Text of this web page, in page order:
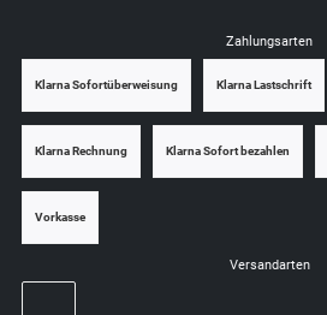
Zahlungsarten
Klarna Sofortüberweisung Klarna Lastschrift
Klarna Rechnung Klarna Sofort bezahlen
Vorkasse
Versandarten